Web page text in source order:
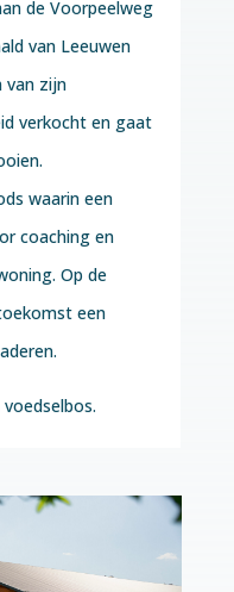
de Voorpeelweg
van Leeuwen
van zijn
verkocht en gaat
waarin een
coaching en
Op de
een